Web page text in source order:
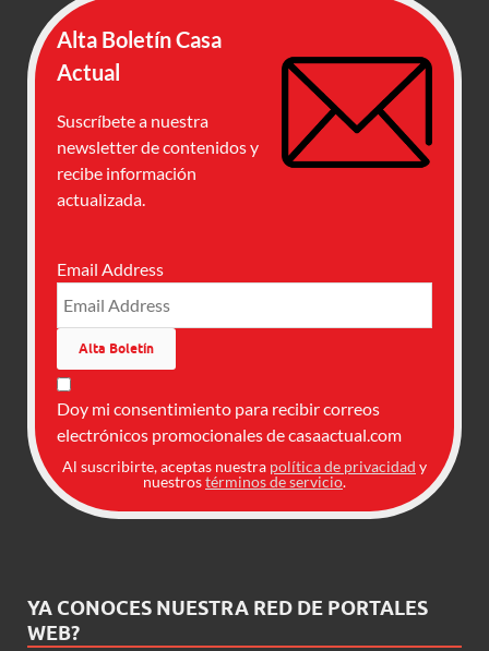
Alta Boletín Casa
Actual
Suscríbete a nuestra
newsletter de contenidos y
recibe información
actualizada.
Email Address
Doy mi consentimiento para recibir correos
electrónicos promocionales de casaactual.com
Al suscribirte, aceptas nuestra política de privacidad y
nuestrostérminos de servicio.
YA CONOCES NUESTRA RED DE PORTALES
WEB?